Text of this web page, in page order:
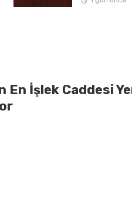
En İşlek Caddesi